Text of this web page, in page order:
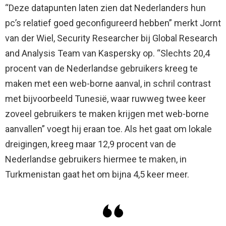
“Deze datapunten laten zien dat Nederlanders hun
pc’s relatief goed geconfigureerd hebben” merkt Jornt
van der Wiel, Security Researcher bij Global Research
and Analysis Team van Kaspersky op. “Slechts 20,4
procent van de Nederlandse gebruikers kreeg te
maken met een web-borne aanval, in schril contrast
met bijvoorbeeld Tunesië, waar ruwweg twee keer
zoveel gebruikers te maken krijgen met web-borne
aanvallen” voegt hij eraan toe. Als het gaat om lokale
dreigingen, kreeg maar 12,9 procent van de
Nederlandse gebruikers hiermee te maken, in
Turkmenistan gaat het om bijna 4,5 keer meer.